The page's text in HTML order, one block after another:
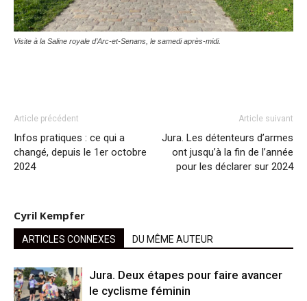
Visite à la Saline royale d’Arc-et-Senans, le samedi après-midi.
Article précédent
Infos pratiques : ce qui a
changé, depuis le 1er octobre
2024
Article suivant
Jura. Les détenteurs d’armes
ont jusqu’à la fin de l’année
pour les déclarer sur 2024
Cyril Kempfer
ARTICLES CONNEXES DU MÊME AUTEUR
Jura. Deux étapes pour faire avancer
le cyclisme féminin